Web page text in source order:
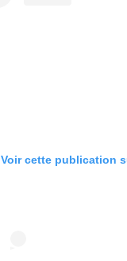
Voir cette publication